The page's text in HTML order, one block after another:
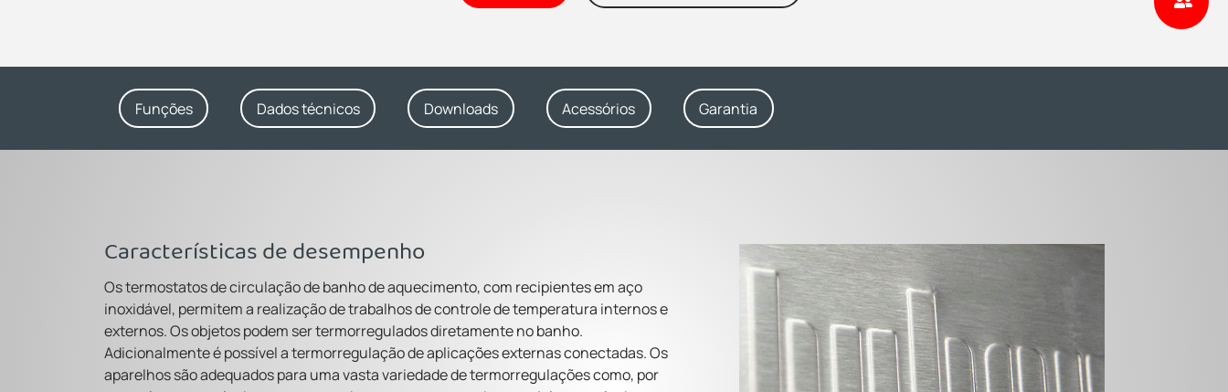
Funções Dados técnicos Downloads Acessórios Garantia
Características de desempenho
Os termostatos de circulação de banho de aquecimento, com recipientes em aço
inoxidável, permitem a realização de trabalhos de controle de temperatura internos e
externos. Os objetos podem ser termorregulados diretamente no banho.
Adicionalmente é possível a termorregulação de aplicações externas conectadas. Os
aparelhos são adequados para uma vasta variedade de termorregulações como, por